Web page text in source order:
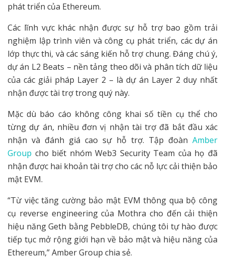
phát triển của Ethereum.
Các lĩnh vực khác nhận được sự hỗ trợ bao gồm trải
nghiệm lập trình viên và công cụ phát triển, các dự án
lớp thực thi, và các sáng kiến hỗ trợ chung. Đáng chú ý,
dự án L2 Beats – nền tảng theo dõi và phân tích dữ liệu
của các giải pháp Layer 2 – là dự án Layer 2 duy nhất
nhận được tài trợ trong quý này.
Mặc dù báo cáo không công khai số tiền cụ thể cho
từng dự án, nhiều đơn vị nhận tài trợ đã bắt đầu xác
nhận và đánh giá cao sự hỗ trợ. Tập đoàn Amber
Group cho biết nhóm Web3 Security Team của họ đã
nhận được hai khoản tài trợ cho các nỗ lực cải thiện bảo
mật EVM.
“Từ việc tăng cường bảo mật EVM thông qua bộ công
cụ reverse engineering của Mothra cho đến cải thiện
hiệu năng Geth bằng PebbleDB, chúng tôi tự hào được
tiếp tục mở rộng giới hạn về bảo mật và hiệu năng của
Ethereum,” Amber Group chia sẻ.